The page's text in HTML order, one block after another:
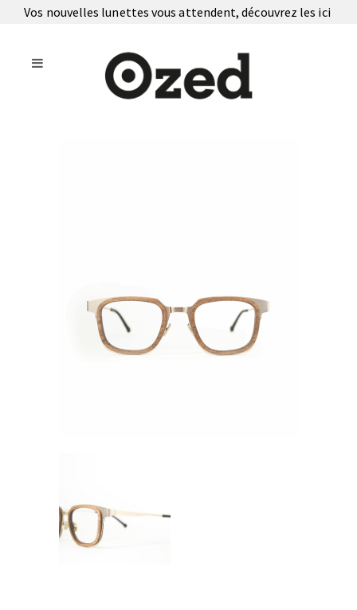
Vos nouvelles lunettes vous attendent, découvrez les ici